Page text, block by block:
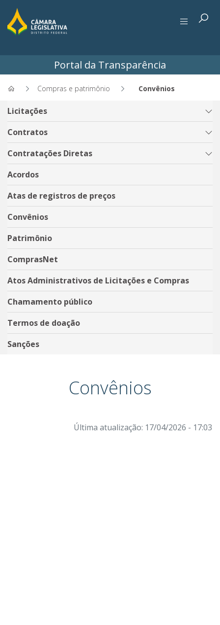
Portal da Transparência
Compras e patrimônio Convênios
Convênios - Portal da
Licitações
Contratos
Contratações Diretas
Acordos
Atas de registros de preços
Convênios
Patrimônio
ComprasNet
Atos Administrativos de Licitações e Compras
Chamamento público
Termos de doação
Sanções
Convênios
Última atualização: 17/04/2026 - 17:03